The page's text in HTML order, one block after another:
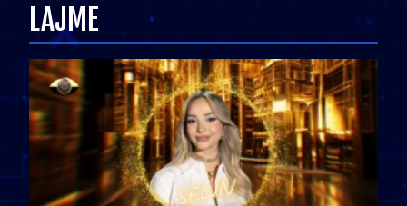
LAJME